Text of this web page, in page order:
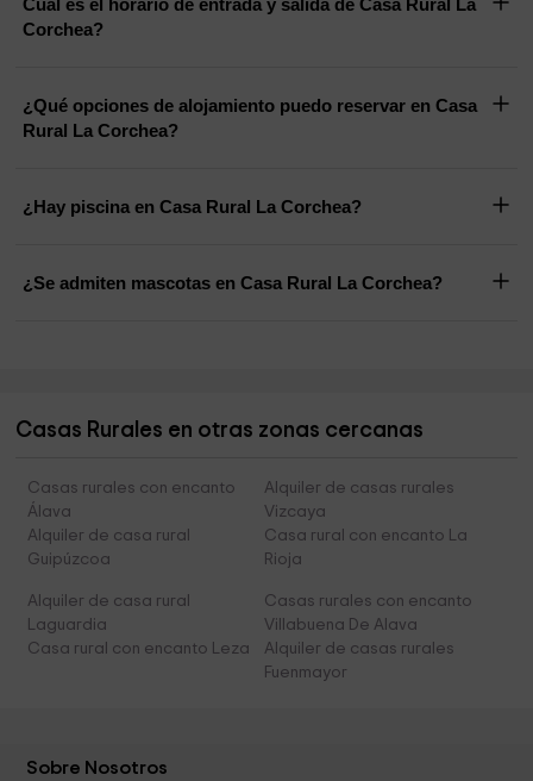
Cuál es el horario de entrada y salida de Casa Rural La
Corchea?
¿Qué opciones de alojamiento puedo reservar en Casa
Rural La Corchea?
¿Hay piscina en Casa Rural La Corchea?
¿Se admiten mascotas en Casa Rural La Corchea?
Casas Rurales en otras zonas cercanas
Casas rurales con encanto
Álava
Alquiler de casas rurales
Vizcaya
Alquiler de casa rural
Guipúzcoa
Casa rural con encanto La
Rioja
Alquiler de casa rural
Laguardia
Casas rurales con encanto
Villabuena De Alava
Casa rural con encanto Leza
Alquiler de casas rurales
Fuenmayor
Sobre Nosotros